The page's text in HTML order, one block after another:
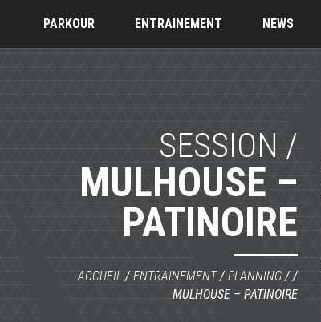
PARKOUR ENTRAINEMENT NEWS
SESSION /
MULHOUSE –
PATINOIRE
ACCUEIL /ENTRAINEMENT/PLANNING / /
MULHOUSE – PATINOIRE